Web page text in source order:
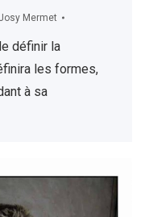
Mermet
définir la
les formes,
à sa